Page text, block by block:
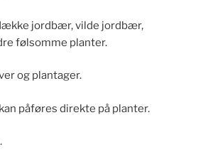
jordbær, vilde jordbær,
følsomme planter.
og plantager.
påføres direkte på planter.